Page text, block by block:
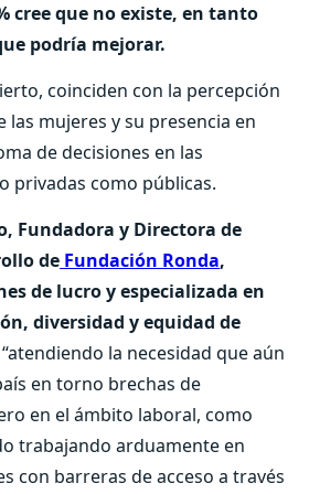
cree que no existe, en tanto
podría mejorar.
coinciden con la percepción
las mujeres y su presencia en
de decisiones en las
privadas como públicas.
Fundadora y Directora de
de Fundación Ronda,
de lucro y especializada en
diversidad y equidad de
la necesidad que aún
en torno brechas de
en el ámbito laboral, como
trabajando arduamente en
con barreras de acceso a través